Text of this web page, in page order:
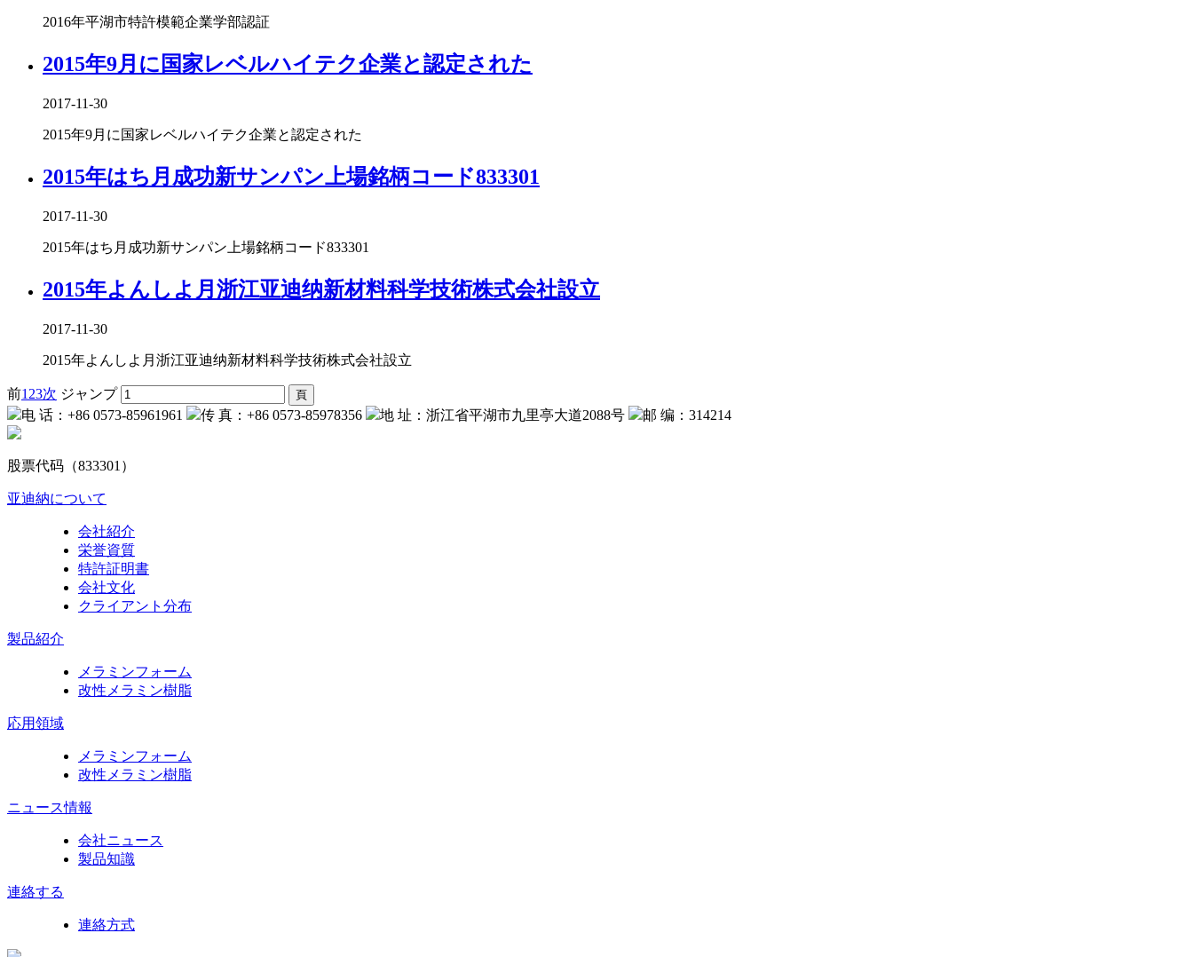
2016年平湖市特許模範企業学部認証
2015年9月に国家レベルハイテク企業と認定された
2017-11-30
2015年9月に国家レベルハイテク企業と認定された
2015年はち月成功新サンパン上場銘柄コード833301
2017-11-30
2015年はち月成功新サンパン上場銘柄コード833301
2015年よんしよ月浙江亚迪纳新材料科学技術株式会社設立
2017-11-30
2015年よんしよ月浙江亚迪纳新材料科学技術株式会社設立
前1 23次 ジャンプ
电 话：+86 0573-85961961
传 真：+86 0573-85978356 地 址：浙江省平湖市九里亭大道2088号 邮 编：314214
股票代码（833301）
亚迪納について
会社紹介
栄誉資質
特許証明書
会社文化
クライアント分布
製品紹介
メラミンフォーム
改性メラミン樹脂
応用領域
メラミンフォーム
改性メラミン樹脂
ニュース情報
会社ニュース
製品知識
連絡する
連絡方式